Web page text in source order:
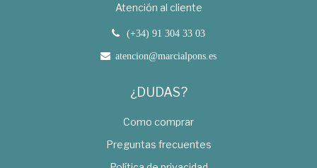
Atención al cliente
(+34) 91 304 33 03
atencion@marcialpons.es
¿DUDAS?
Como comprar
Preguntas frecuentes